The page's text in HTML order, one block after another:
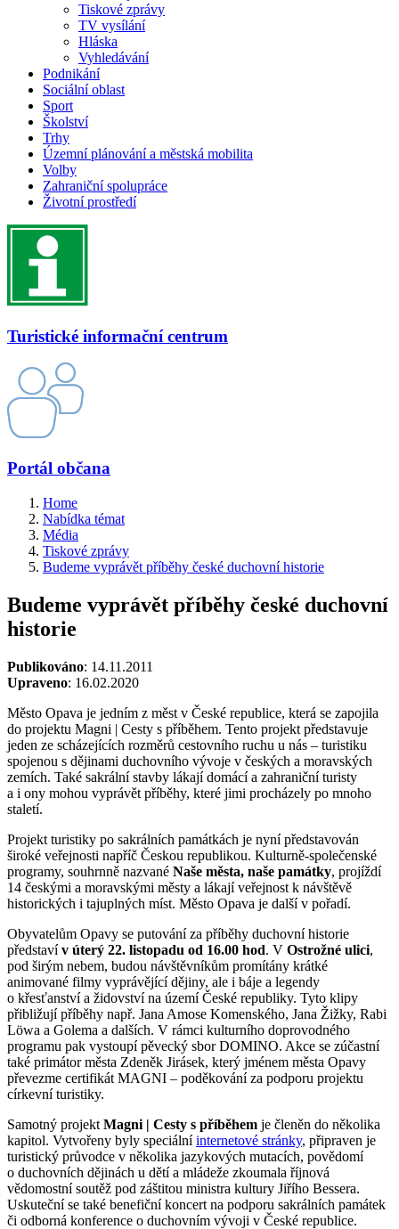
Tiskové zprávy
TV vysílání
Hláska
Vyhledávání
Podnikání
Sociální oblast
Sport
Školství
Trhy
Územní plánování a městská mobilita
Volby
Zahraniční spolupráce
Životní prostředí
Turistické informační centrum
Portál občana
Home
Nabídka témat
Média
Tiskové zprávy
Budeme vyprávět příběhy české duchovní historie
Budeme vyprávět příběhy české duchovní
historie
Publikováno: 14.11.2011
Upraveno: 16.02.2020
Město Opava je jedním z měst v České republice, která se zapojila
do projektu Magni | Cesty s příběhem. Tento projekt představuje
jeden ze scházejících rozměrů cestovního ruchu u nás – turistiku
spojenou s dějinami duchovního vývoje v českých a moravských
zemích. Také sakrální stavby lákají domácí a zahraniční turisty
a i ony mohou vyprávět příběhy, které jimi procházely po mnoho
staletí.
Projekt turistiky po sakrálních památkách je nyní představován
široké veřejnosti napříč Českou republikou. Kulturně-společenské
programy, souhrnně nazvané Naše města, naše památky, projíždí
14 českými a moravskými městy a lákají veřejnost k návštěvě
historických i tajuplných míst. Město Opava je další v pořadí.
Obyvatelům Opavy se putování za příběhy duchovní historie
představív úterý 22. listopadu od 16.00 hod. V Ostrožné ulici,
pod širým nebem, budou návštěvníkům promítány krátké
animované filmy vyprávějící dějiny, ale i báje a legendy
o křesťanství a židovství na území České republiky. Tyto klipy
přibližují příběhy např. Jana Amose Komenského, Jana Žižky, Rabi
Löwa a Golema a dalších. V rámci kulturního doprovodného
programu pak vystoupí pěvecký sbor DOMINO. Akce se zúčastní
také primátor města Zdeněk Jirásek, který jménem města Opavy
převezme certifikát MAGNI – poděkování za podporu projektu
církevní turistiky.
Samotný projekt Magni | Cesty s příběhem je členěn do několika
kapitol. Vytvořeny byly speciálníinternetové stránky, připraven je
turistický průvodce v několika jazykových mutacích, povědomí
o duchovních dějinách u dětí a mládeže zkoumala říjnová
vědomostní soutěž pod záštitou ministra kultury Jiřího Bessera.
Uskuteční se také benefiční koncert na podporu sakrálních památek
či odborná konference o duchovním vývoji v České republice.